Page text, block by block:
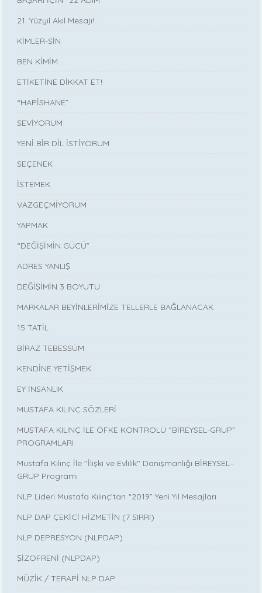
21. Yüzyıl Akıl Mesajı!..
KİMLER-SİN
BEN KİMİM
ETİKETİNE DİKKAT ET!
“HAPİSHANE”
SEVİYORUM
YENİ BİR DİL İSTİYORUM
SEÇENEK
İSTEMEK
VAZGEÇMİYORUM
YAPMAK
“DEĞİŞİMİN GÜCÜ”
ADRES YANLIŞ
DEĞİŞİMİN 3 BOYUTU
MARKALAR BEYİNLERİMİZE TELLERLE BAĞLANACAK
15 TATİL
BİRAZ TEBESSÜM
KENDİNE YETİŞMEK
EY İNSANLIK
MUSTAFA KILINÇ SÖZLERİ
MUSTAFA KILINÇ İLE ÖFKE KONTROLÜ ‘’BİREYSEL-GRUP’’
PROGRAMLARI
Mustafa Kılınç İle ''İlişki ve Evlilik'' Danışmanlığı BİREYSEL–
GRUP Programı
NLP Lideri Mustafa Kılınç’tan “2019” Yeni Yıl Mesajları
NLP DAP ÇEKİCİ HİZMETİN (7 SIRRI)
NLP DEPRESYON (NLPDAP)
ŞİZOFRENİ (NLPDAP)
MÜZİK / TERAPİ NLP DAP